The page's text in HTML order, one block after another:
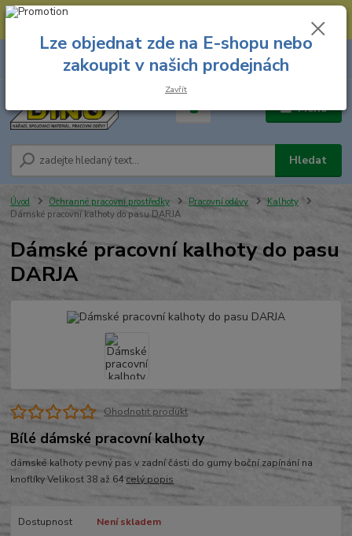
--- Spojovací materiál: 774 431 045 --- Prodejna nářadí: 731 449 423 --
Menu
Hledat
8.00 hod. - 16.00 hod.
za
Úvod Ochranné pracovní prostředky Pracovní oděvy
Kalhoty
Dámské pracovní kalhoty do pasu DARJA
Dámské pracovní kalhoty do pasu
DARJA
Ohodnotit produkt
Bílé dámské pracovní kalhoty
dámské kalhoty pevný pas v zadní části do gumy boční zapínání na
knoflíky Velikost 38 až 64 celý popis
Dostupnost
Není skladem
Lze objednat zde na E-shopu nebo
zakoupit v našich prodejnách
Zavřít